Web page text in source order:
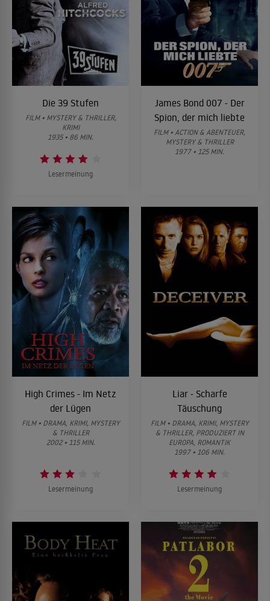
Die 39 Stufen
FILM • MYSTERY & THRILLER,
KRIMI
1935 • 86 MIN.
Lesermeinung
James Bond 007 - Der
Spion, der mich liebte
FILM • ACTION & ABENTEUER,
MYSTERY & THRILLER
1977 • 125 MIN.
High Crimes - Im Netz
der Lügen
FILM • DRAMA, KRIMI, MYSTERY
& THRILLER
2002 • 115 MIN.
Lesermeinung
Liar - Scharfe
Täuschung
FILM • DRAMA, KRIMI, MYSTERY
& THRILLER, PRODUZIERT IN
EUROPA, ROMANTIK
1997 • 106 MIN.
Lesermeinung